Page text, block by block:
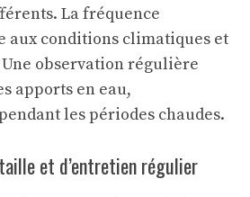
La fréquence
aux conditions climatiques et
observation régulière
apports en eau,
les périodes chaudes.
et d’entretien régulier